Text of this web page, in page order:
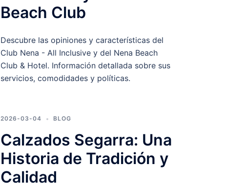
Beach Club
Descubre las opiniones y características del
Club Nena - All Inclusive y del Nena Beach
Club & Hotel. Información detallada sobre sus
servicios, comodidades y políticas.
2026-03-04 BLOG
Calzados Segarra: Una
Historia de Tradición y
Calidad